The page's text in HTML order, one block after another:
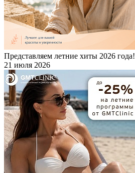
Представляем летние хиты 2026 года!
21 июля 2026